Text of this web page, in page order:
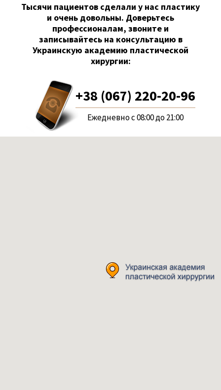
Тысячи пациентов сделали у нас пластику
и очень довольны. Доверьтесь
профессионалам, звоните и
записывайтесь на консультацию в
Украинскую академию пластической
хирургии:
+38 (067) 220-20-96
Ежедневно с 08:00 до 21:00